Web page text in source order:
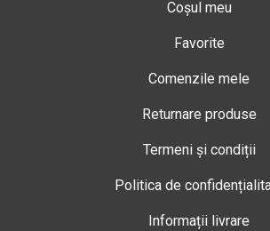
Coșul meu
Favorite
Comenzile mele
Returnare produse
Termeni și condiții
Politica de
Informații livrare